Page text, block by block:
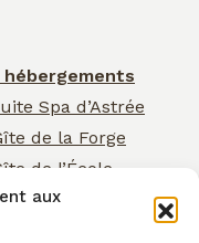
aux
hébergements
Spa d’Astrée
de la Forge
de l’École
de la Cascade